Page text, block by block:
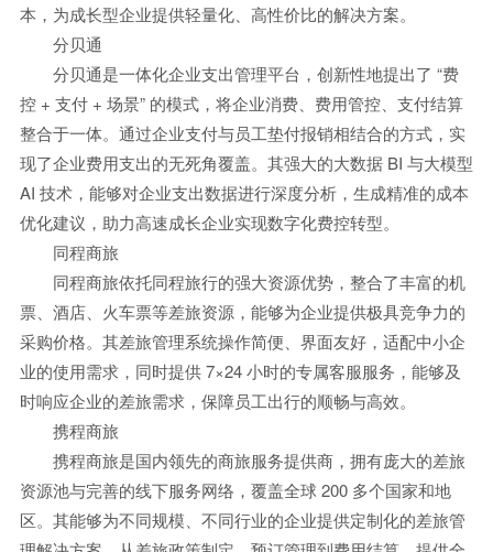
本，为成长型企业提供轻量化、高性价比的解决方案。
分贝通
分贝通是一体化企业支出管理平台，创新性地提出了 “费
控 + 支付 + 场景” 的模式，将企业消费、费用管控、支付结算
整合于一体。通过企业支付与员工垫付报销相结合的方式，实
现了企业费用支出的无死角覆盖。其强大的大数据 BI 与大模型
AI 技术，能够对企业支出数据进行深度分析，生成精准的成本
优化建议，助力高速成长企业实现数字化费控转型。
同程商旅
同程商旅依托同程旅行的强大资源优势，整合了丰富的机
票、酒店、火车票等差旅资源，能够为企业提供极具竞争力的
采购价格。其差旅管理系统操作简便、界面友好，适配中小企
业的使用需求，同时提供 7×24 小时的专属客服服务，能够及
时响应企业的差旅需求，保障员工出行的顺畅与高效。
携程商旅
携程商旅是国内领先的商旅服务提供商，拥有庞大的差旅
资源池与完善的线下服务网络，覆盖全球 200 多个国家和地
区。其能够为不同规模、不同行业的企业提供定制化的差旅管